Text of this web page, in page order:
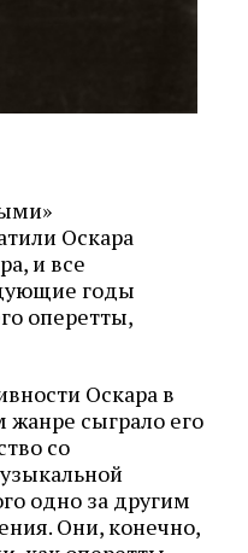
Оскара
и все
годы
оперетты,
Оскара в
сыграло его
со
одно за другим
Они, конечно,